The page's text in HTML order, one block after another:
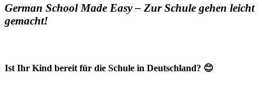
German School Made Easy – Zur Schule gehen leicht
gemacht!
Ist Ihr Kind bereit für die Schule in Deutschland? 😊